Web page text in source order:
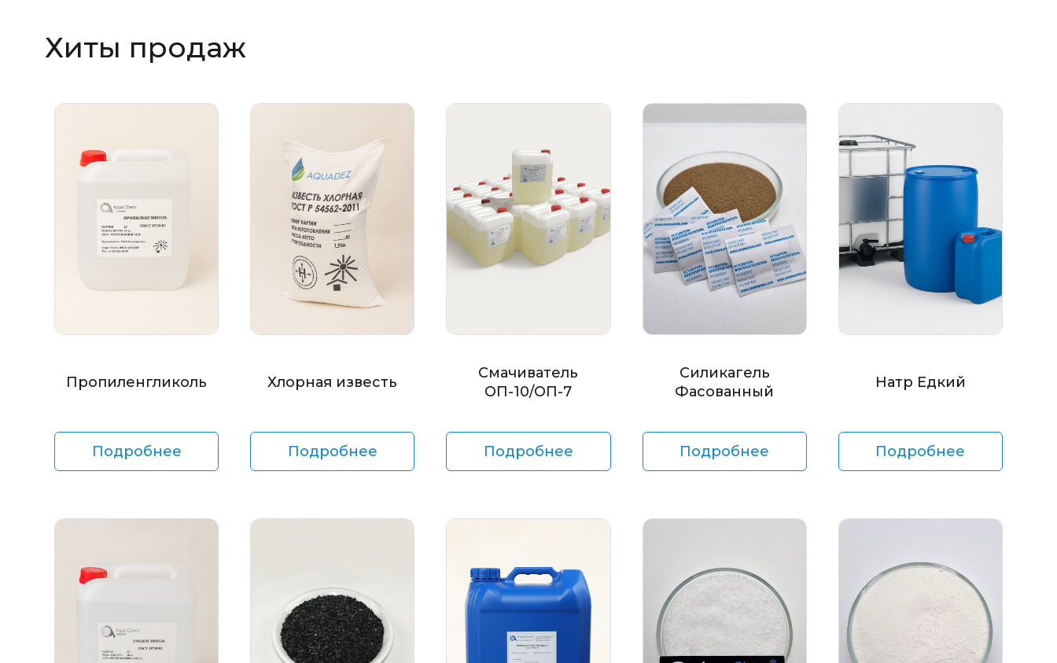
Хиты продаж
Пропиленгликоль
Подробнее
Хлорная известь
Подробнее
Смачиватель
ОП-10/ОП-7
Подробнее
Силикагель
Фасованный
Подробнее
Натр Едкий
Подробнее